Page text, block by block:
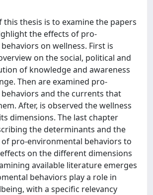
this thesis is to examine the papers
the effects of pro-
on wellness. First is
on the social, political and
of knowledge and awareness
Then are examined pro-
and the currents that
After, is observed the wellness
dimensions. The last chapter
the determinants and the
pro-environmental behaviors to
on the different dimensions
available literature emerges
behaviors play a role in
with a specific relevancy